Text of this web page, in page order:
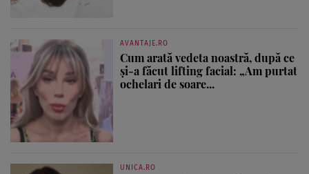
AVANTAJE.RO
Cum arată vedeta noastră, după ce
și-a făcut lifting facial: „Am purtat
ochelari de soare...
UNICA.RO